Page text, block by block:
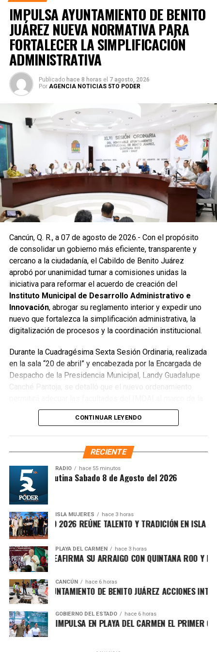
Posteriormente, en la Supermanzana 238, se atendió la
solicitud de vecinos mediante el desazolve de un pozo
pluvial localizado en el cruce de la Calle 53 con Calle 112.
Con apoyo de una máquina perforadora y una unidad
Vactor, se liberó el captador para prevenir
encharcamientos y mejorar el flujo hidráulico, lo que fue
reconocido por la comunidad como una respuesta
oportuna del gobierno municipal.
se reconstruyó la losa de bóveda y se instaló una nueva
rejilla en un pozo dañado por el tránsito de vehículos
pesados. De manera simultánea, se recuperó un espacio
público utilizado como basurero clandestino, del cual se
han retirado aproximadamente 150 toneladas de
escombros, cacharros y desechos vegetales. Se estima
que el saneamiento concluirá en dos días.
Finalmente, las Unidades Verdes de SIRESOL Cancún
convertirse en punto de disposición ilegal de basura. El
Ayuntamiento exhortó a la ciudadanía a reportar estas
prácticas y sumarse al esfuerzo colectivo para mantener
un Cancún limpio y con prosperidad compartida.
Fuente: 5to Poder Agencia de Noticias
Recibe las noticias al instante
Quinto Podery recibe las noticias más
importantes de Quintana Roo directamente
IMPULSA AYUNTAMIENTO DE BENITO
JUÁREZ NUEVA NORMATIVA PARA
FORTALECER LA SIMPLIFICACIÓN
ADMINISTRATIVA
Publicado hace 8 horas el 7 agosto, 2026
Por AGENCIA NOTICIAS 5TO PODER
Cancún, Q. R., a 07 de agosto de 2026.- Con el propósito
de consolidar un gobierno más eficiente, transparente y
cercano a la ciudadanía, el Cabildo de Benito Juárez
aprobó por unanimidad turnar a comisiones unidas la
iniciativa para reformar el acuerdo de creación del
Instituto Municipal de Desarrollo Administrativo e
Innovación, abrogar su reglamento interior y expedir uno
nuevo que fortalezca la simplificación administrativa, la
digitalización de procesos y la coordinación institucional.
Durante la Cuadragésima Sexta Sesión Ordinaria, realizada
en la sala “20 de abril” y encabezada por la Encargada de
Despacho de la Presidencia Municipal, Landy Guadalupe
Canché Pantoja, se detalló que el nuevo ordenamiento
Ley Nacional para Eliminar Trámites Burocráticos
mediante la instauración de la Autoridad Municipal de
Simplificación y Digitalización. Con ello, se busca agilizar
trámites, reducir cargas administrativas y mejorar la
Asimismo, el cuerpo cabildar avaló por mayoría turnar a
comisiones la expedición delReglamento para la
Atención Integral de Inmuebles en Estado de
CONTINUAR LEYENDO
RECIENTE
RADIO hace 55 minutos
Síntesis Matutina Sabado 8 de Agosto del 2026
ISLA MUJERES hace 3 horas
ISLEÑO 2026 REÚNE TALENTO Y TRADICIÓN EN ISLA
PLAYA DEL CARMEN hace 3 horas
MARÍN REAFIRMA SU ARRAIGO CON QUINTANA ROO Y
CANCÚN hace 6 horas
AYUNTAMIENTO DE BENITO JUÁREZ ACCIONES
GOBIERNO DEL ESTADO hace 6 horas
LEZAMA IMPULSA EN PLAYA DEL CARMEN EL PRIMER